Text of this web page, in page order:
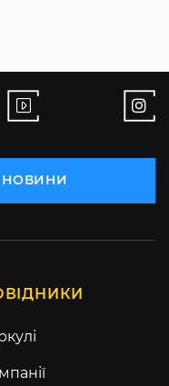
НОВИНИ